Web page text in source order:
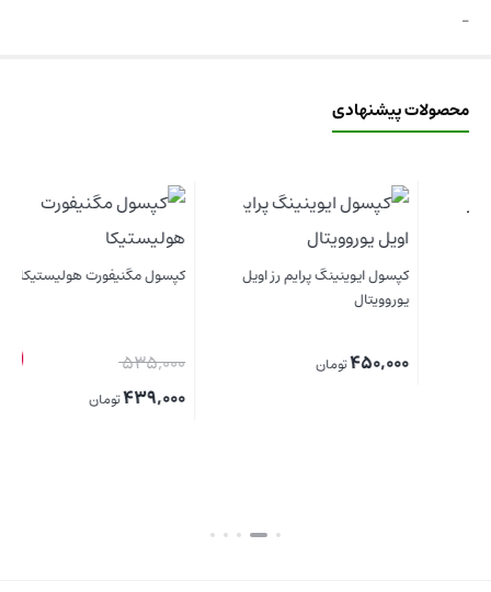
–
محصولات پیشنهادی
کپسول ایوینینگ پرایم رز اویل
یوروویتال
450,000تومان
کپسول مگنیفورت هولیستیکا
535,000قیمت
اصلی:439,000تومان